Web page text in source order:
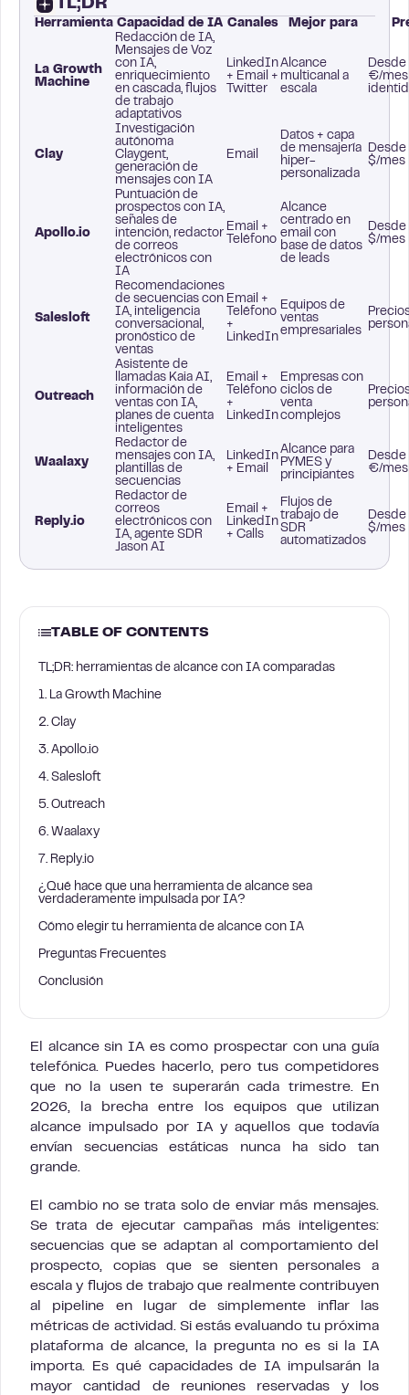
TL;DR
Herramienta Capacidad de IA Canales Mejor para
La Growth
Machine
Redacción de IA,
Mensajes de Voz
con IA,
enriquecimiento
en cascada, flujos
de trabajo
adaptativos
LinkedIn
+ Email +
Twitter
Alcance
multicanal a
escala
€/mes
Clay
Investigación
autónoma
Claygent,
generación de
mensajes con IA
Email
Datos + capa
de mensajería
hiper-
personalizada
Desde
$/mes
Apollo.io
Puntuación de
prospectos con IA,
señales de
intención, redactor
de correos
electrónicos con
IA
Email +
Teléfono
Alcance
centrado en
email con
base de datos
de leads
$/mes
Salesloft
Recomendaciones
de secuencias con
IA, inteligencia
conversacional,
pronóstico de
ventas
Email +
Teléfono
+
LinkedIn
Equipos de
ventas
empresariales
Outreach
Asistente de
llamadas Kaia AI,
información de
ventas con IA,
planes de cuenta
inteligentes
Email +
Teléfono
+
LinkedIn
Empresas con
ciclos de
venta
complejos
Waalaxy
Redactor de
mensajes con IA,
plantillas de
secuencias
LinkedIn
+ Email
Alcance para
PYMES y
principiantes
€/mes
Reply.io
Redactor de
correos
electrónicos con
IA, agente SDR
Jason AI
Email +
LinkedIn
+ Calls
Flujos de
trabajo de
SDR
automatizados
$/mes
TABLE OF CONTENTS
TL;DR: herramientas de alcance con IA comparadas
1. La Growth Machine
2. Clay
3. Apollo.io
4. Salesloft
5. Outreach
6. Waalaxy
7. Reply.io
¿Qué hace que una herramienta de alcance sea
verdaderamente impulsada por IA?
Cómo elegir tu herramienta de alcance con IA
Preguntas Frecuentes
Conclusión
El alcance sin IA es como prospectar con una guía
telefónica. Puedes hacerlo, pero tus competidores
que no la usen te superarán cada trimestre. En
2026, la brecha entre los equipos que utilizan
alcance impulsado por IA y aquellos que todavía
envían secuencias estáticas nunca ha sido tan
grande.
El cambio no se trata solo de enviar más mensajes.
Se trata de ejecutar campañas más inteligentes:
secuencias que se adaptan al comportamiento del
prospecto, copias que se sienten personales a
escala y flujos de trabajo que realmente contribuyen
al pipeline en lugar de simplemente inflar las
métricas de actividad. Si estás evaluando tu próxima
plataforma de alcance, la pregunta no es si la IA
importa. Es qué capacidades de IA impulsarán la
mayor cantidad de reuniones reservadas y los